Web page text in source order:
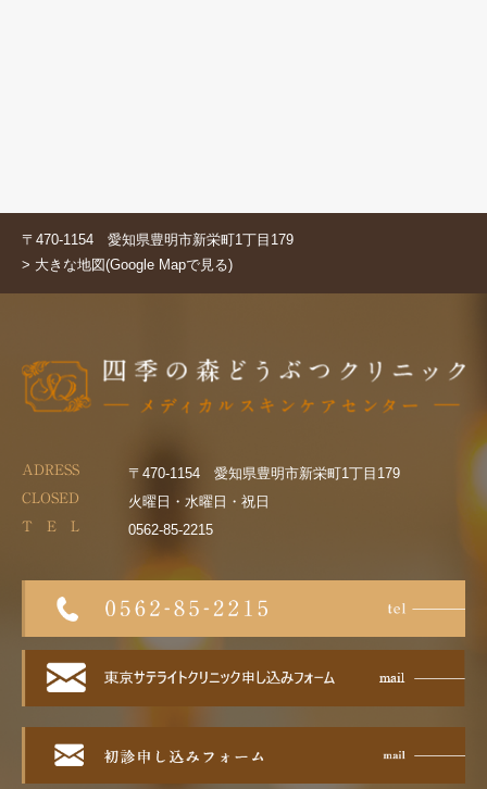
〒470-1154 愛知県豊明市新栄町1丁目179
> 大きな地図(Google Mapで見る)
ADRESS 〒470-1154 愛知県豊明市新栄町1丁目179
CLOSED 火曜日・水曜日・祝日
T E L 0562-85-2215